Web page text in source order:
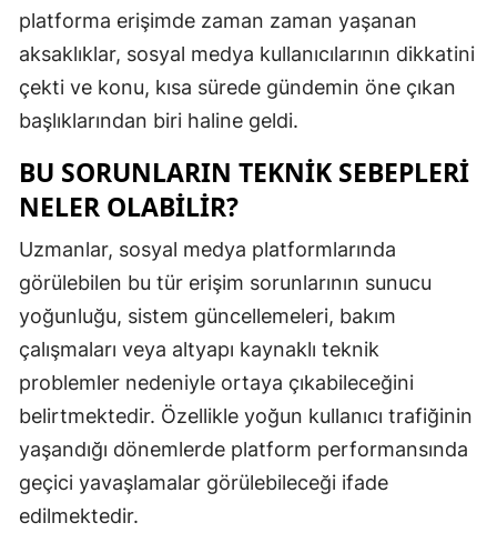
Kırklareli
Kırşehir
Konya
Manisa
Mardin
Muğla
platforma erişimde zaman zaman yaşanan
aksaklıklar, sosyal medya kullanıcılarının dikkatini
çekti ve konu, kısa sürede gündemin öne çıkan
başlıklarından biri haline geldi.
BU SORUNLARIN TEKNIK SEBEPLERI
NELER OLABILIR?
Uzmanlar, sosyal medya platformlarında
görülebilen bu tür erişim sorunlarının sunucu
yoğunluğu, sistem güncellemeleri, bakım
çalışmaları veya altyapı kaynaklı teknik
problemler nedeniyle ortaya çıkabileceğini
belirtmektedir. Özellikle yoğun kullanıcı trafiğinin
yaşandığı dönemlerde platform performansında
geçici yavaşlamalar görülebileceği ifade
edilmektedir.